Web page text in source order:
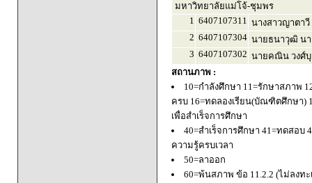
มหาวิทยาลัยแม่โจ้-ชุมพร
1 6407107311 นางสาวญาตา
2 6407107304 นายธนาวุฒิ น
3 6407107302 นายคณิน วงศ์
สถานภาพ :
10=กำลังศึกษา 11=รักษาสภาพ
ครบ 16=ทดลองเรียน(บัณฑิตศึกษา)
เพื่อสำเร็จการศึกษา
40=สำเร็จการศึกษา 41=ทดสอบ
ความรู้ครบเวลา
50=ลาออก
60=พ้นสภาพ ข้อ 11.2.2 (ไม่ลงท